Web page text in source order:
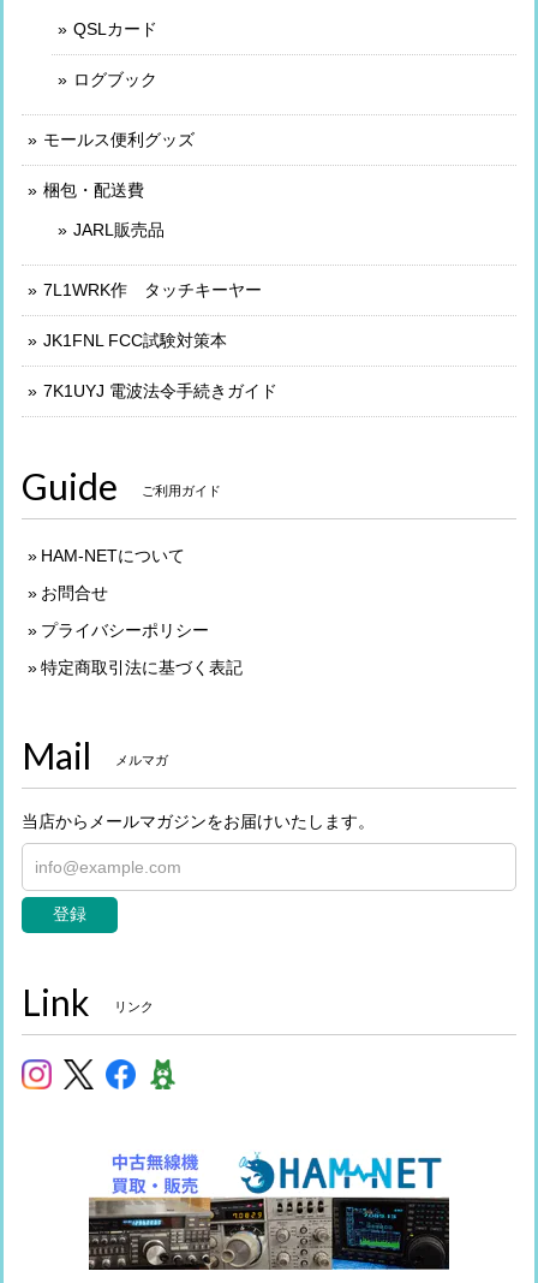
QSLカード
ログブック
モールス便利グッズ
梱包・配送費
JARL販売品
7L1WRK作 タッチキーヤー
JK1FNL FCC試験対策本
7K1UYJ 電波法令手続きガイド
Guide ご利用ガイド
HAM-NETについて
お問合せ
プライバシーポリシー
特定商取引法に基づく表記
Mail メルマガ
当店からメールマガジンをお届けいたします。
登録
Link リンク